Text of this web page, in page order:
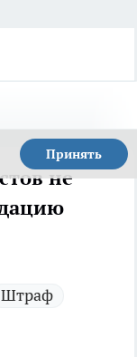
Принять
не
Штраф